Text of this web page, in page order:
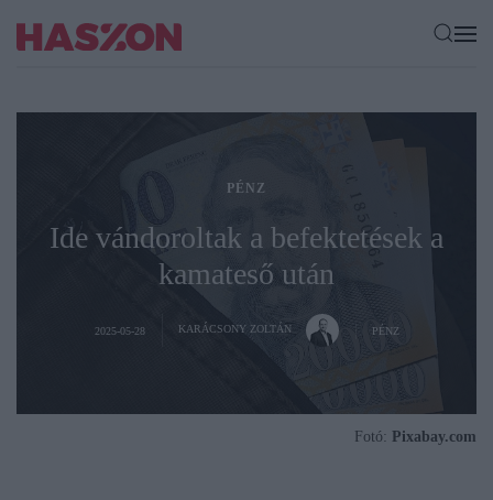
PÉNZ
Ide vándoroltak a befektetések a
kamateső után
2025-05-28 KARÁCSONY ZOLTÁN PÉNZ
Fotó: Pixabay.com